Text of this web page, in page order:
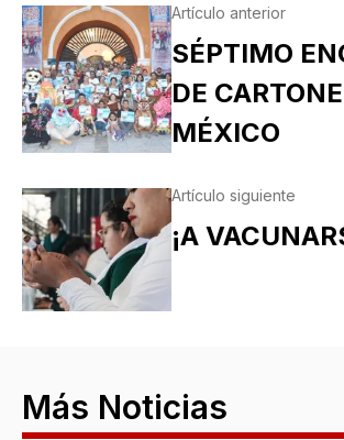
Artículo anterior
SÉPTIMO
DE
MÉXICO
Artículo siguiente
¡A
Más Noticias